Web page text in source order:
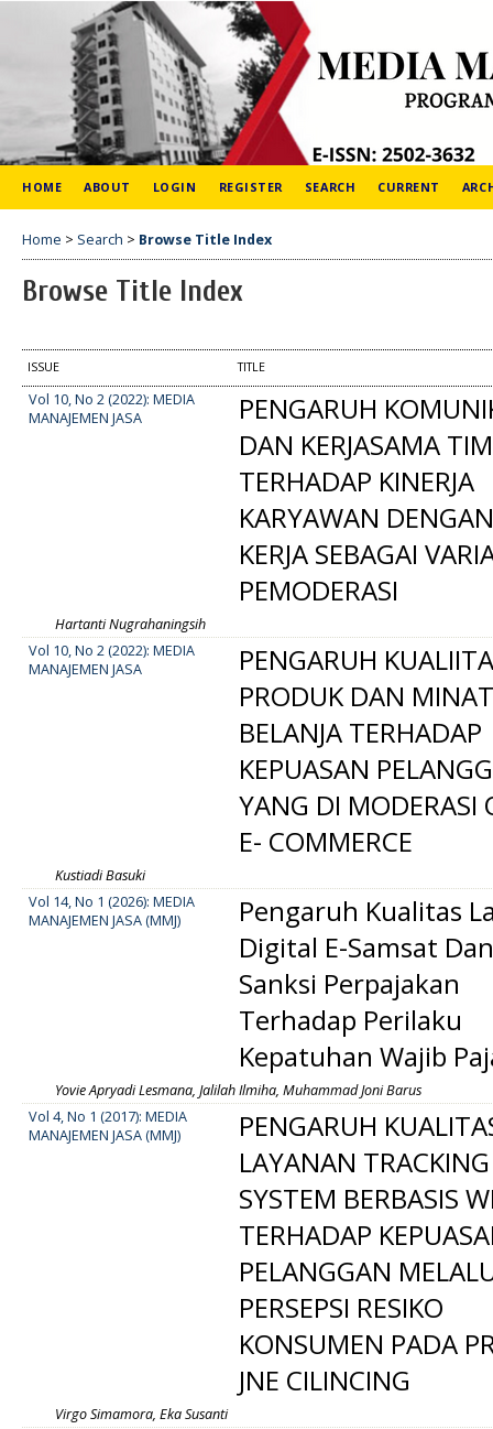
HOME ABOUT LOGIN REGISTER SEARCH CURRENT
Home > Search > Browse Title Index
Browse Title Index
ISSUE TITLE
Vol 10, No 2 (2022): MEDIA
MANAJEMEN JASA
PENGARUH
DAN KERJASAMA TIM
TERHADAP KINERJA
KARYAWAN
KERJA SEBAGAI
PEMODERASI
Hartanti Nugrahaningsih
Vol 10, No 2 (2022): MEDIA
MANAJEMEN JASA
PENGARUH
PRODUK DAN
BELANJA TERHADAP
KEPUASAN
YANG DI MODERASI
E- COMMERCE
Kustiadi Basuki
Vol 14, No 1 (2026): MEDIA
MANAJEMEN JASA (MMJ)
Pengaruh Kualitas
Digital E-Samsat
Sanksi Perpajakan
Terhadap Perilaku
Kepatuhan Wajib
Yovie Apryadi Lesmana, Jalilah Ilmiha, Muhammad Joni Barus
Vol 4, No 1 (2017): MEDIA
MANAJEMEN JASA (MMJ)
PENGARUH
LAYANAN TRACKING
SYSTEM BERBASIS
TERHADAP
PELANGGAN
PERSEPSI RESIKO
KONSUMEN PADA
JNE CILINCING
Virgo Simamora, Eka Susanti